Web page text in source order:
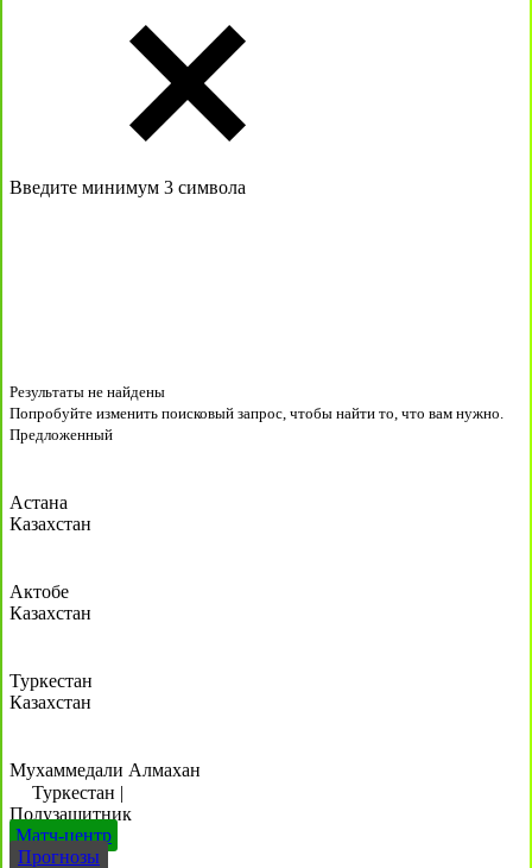
Введите минимум 3 символа
Результаты не найдены
Попробуйте изменить поисковый запрос, чтобы найти то, что вам нужно.
Предложенный
Астана
Казахстан
Актобе
Казахстан
Туркестан
Казахстан
Мухаммедали Алмахан
Туркестан |
Полузащитник
Матч-центр
Прогнозы